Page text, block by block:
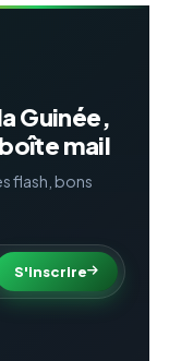
Guinée,
mail
flash, bons
S'inscrire